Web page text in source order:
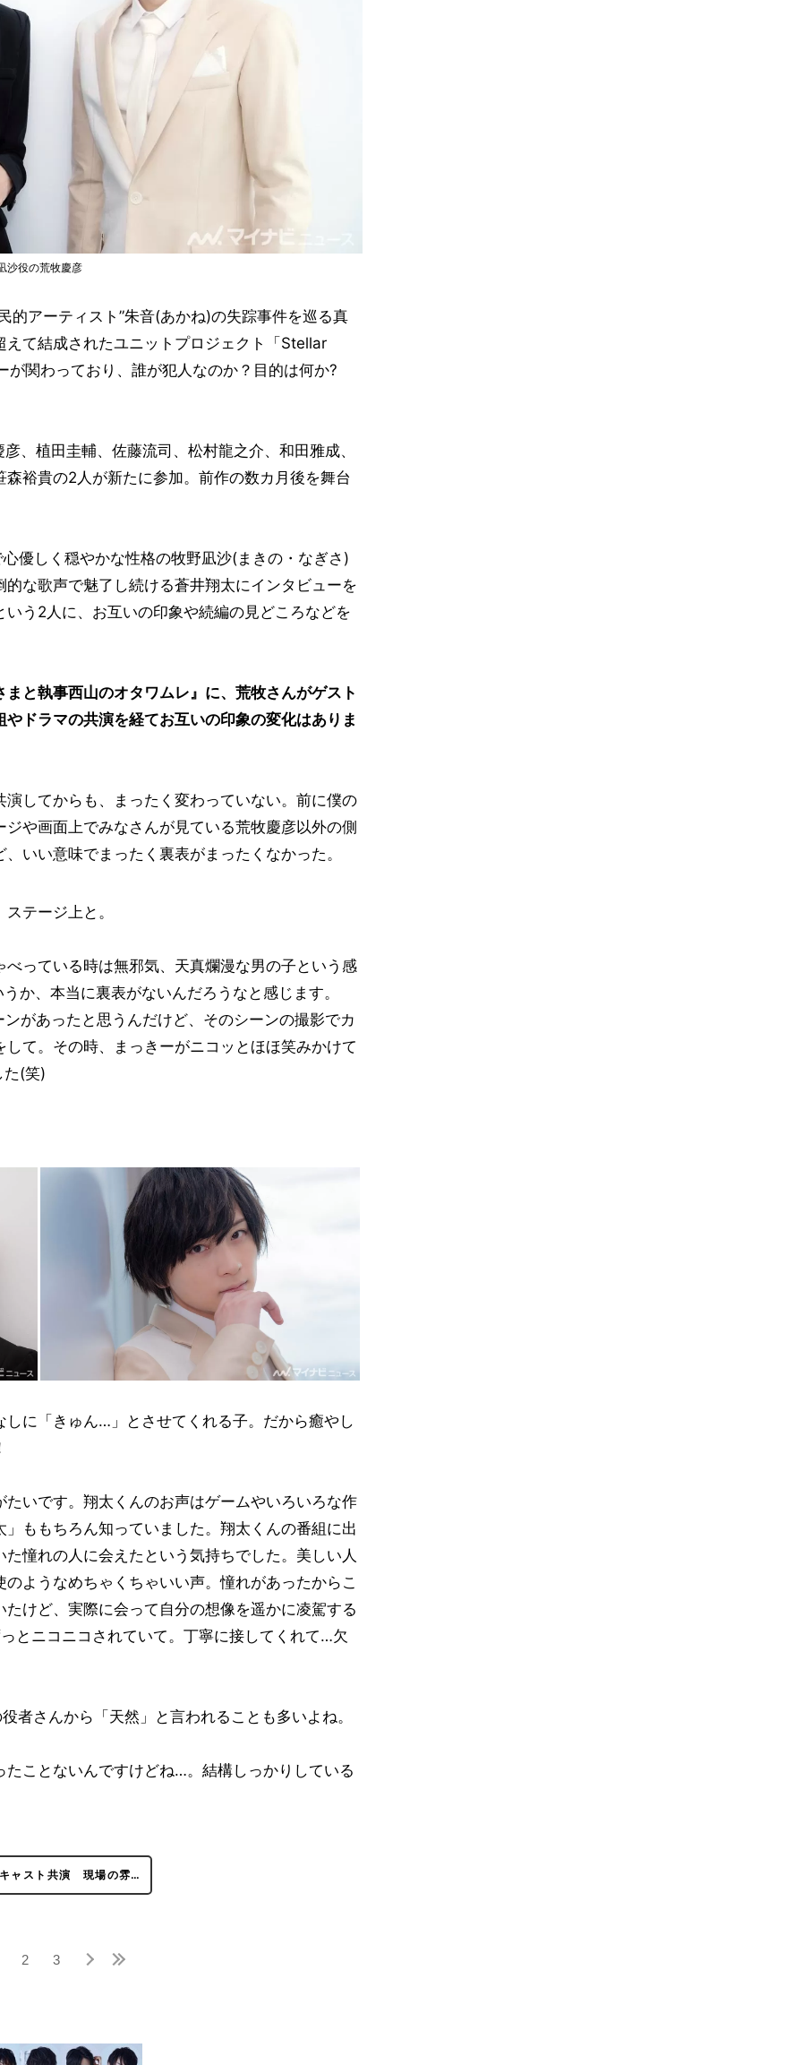
沙役の荒牧慶彦
的アーティスト”朱音(あかね)の失踪事件を巡る真
て結成されたユニットプロジェクト「Stellar
が関わっており、誰が犯人なのか？目的は何か?
、植田圭輔、佐藤流司、松村龍之介、和田雅成、
裕貴の2人が新たに参加。前作の数カ月後を舞台
優しく穏やかな性格の牧野凪沙(まきの・なぎさ)
な歌声で魅了し続ける蒼井翔太にインタビューを
う2人に、お互いの印象や続編の見どころなどを
と執事西山のオタワムレ』に、荒牧さんがゲスト
ドラマの共演を経てお互いの印象の変化はありま
演してからも、まったく変わっていない。前に僕の
や画面上でみなさんが見ている荒牧慶彦以外の側
いい意味でまったく裏表がまったくなかった。
テージ上と。
べっている時は無邪気、天真爛漫な男の子という感
か、本当に裏表がないんだろうなと感じます。
があったと思うんだけど、そのシーンの撮影でカ
て。その時、まっきーがニコッとほほ笑みかけて
た(笑)
しに「きゅん…」とさせてくれる子。だから癒やし
いです。翔太くんのお声はゲームやいろいろな作
ももちろん知っていました。翔太くんの番組に出
憧れの人に会えたという気持ちでした。美しい人
ようなめちゃくちゃいい声。憧れがあったからこ
けど、実際に会って自分の想像を遥かに凌駕する
とニコニコされていて。丁寧に接してくれて…欠
者さんから「天然」と言われることも多いよね。
ことないんですけどね…。結構しっかりしている
ャスト共演 現場の雰…
2 3